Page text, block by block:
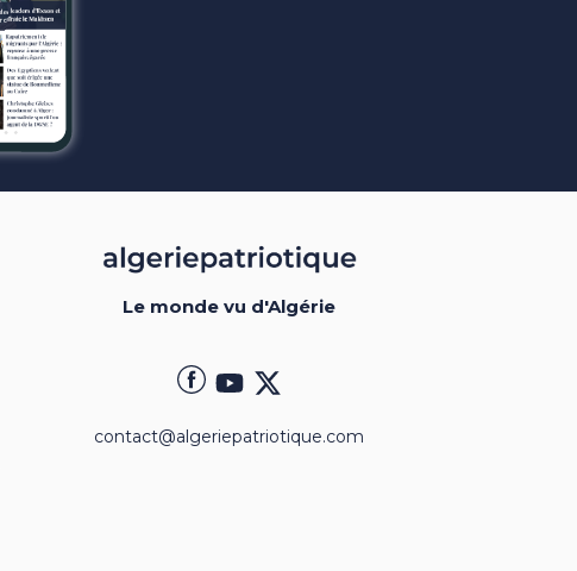
Le monde vu d'Algérie
contact@algeriepatriotique.com